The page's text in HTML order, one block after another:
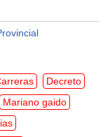
Decreto
Mariano gaido